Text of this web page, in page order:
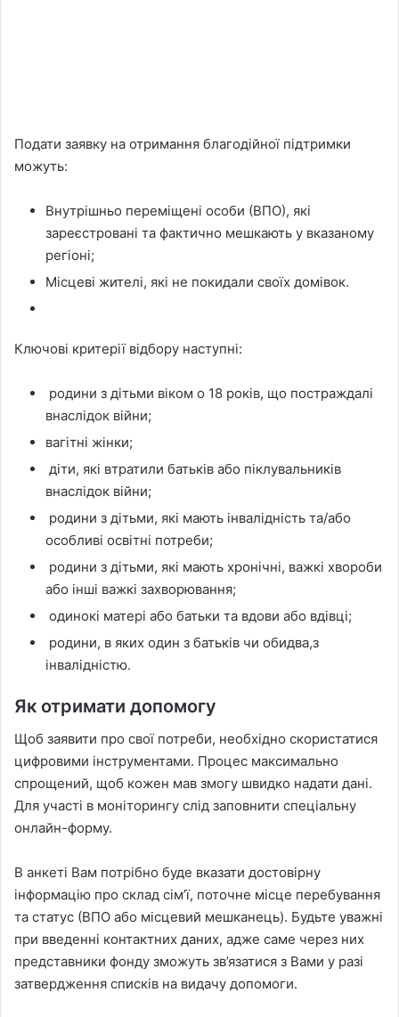
Подати заявку на отримання благодійної підтримки
можуть:
Внутрішньо переміщені особи (ВПО), які
зареєстровані та фактично мешкають у вказаному
регіоні;
Місцеві жителі, які не покидали своїх домівок.
Ключові критерії відбору наступні:
родини з дітьми віком о 18 років, що постраждалі
внаслідок війни;
вагітні жінки;
діти, які втратили батьків або піклувальників
внаслідок війни;
родини з дітьми, які мають інвалідність та/або
особливі освітні потреби;
родини з дітьми, які мають хронічні, важкі хвороби
або інші важкі захворювання;
одинокі матері або батьки та вдови або вдівці;
родини, в яких один з батьків чи обидва,з
інвалідністю.
Як отримати допомогу
Щоб заявити про свої потреби, необхідно скористатися
цифровими інструментами. Процес максимально
спрощений, щоб кожен мав змогу швидко надати дані.
Для участі в моніторингу слід заповнити спеціальну
онлайн-форму.
В анкеті Вам потрібно буде вказати достовірну
інформацію про склад сім’ї, поточне місце перебування
та статус (ВПО або місцевий мешканець). Будьте уважні
при введенні контактних даних, адже саме через них
представники фонду зможуть зв’язатися з Вами у разі
затвердження списків на видачу допомоги.